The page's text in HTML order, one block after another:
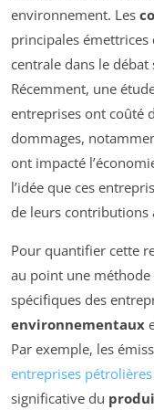
environnement. Les
principales émettrices
centrale dans le
Récemment, une
entreprises ont coûté
dommages,
ont impacté
l’idée que ces
de leurs contributions
Pour quantifier cette
au point une méthode
spécifiques des
environnementaux
Par exemple, les
entreprises pétrolières
significative du